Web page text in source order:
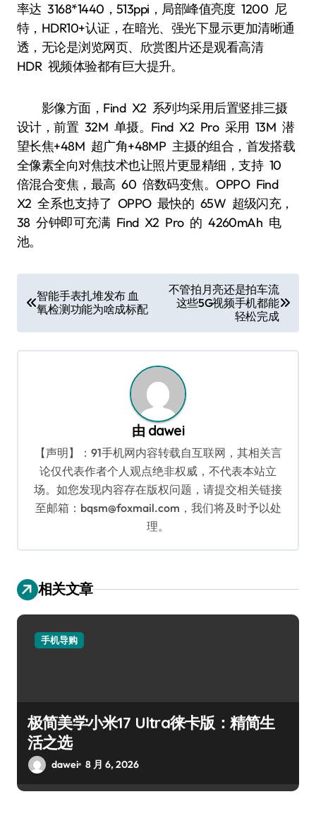
率达 3168*1440，513ppi，局部峰值亮度 1200 尼
特，HDR10+认证，在暗光、强光下显示更加清晰通
透，无论是浏览网页、欣赏图片还是观看高清
HDR 视频体验都有巨大提升。
影像方面，Find X2 系列均采用后置竖排三摄
设计，前置 32M 单摄。Find X2 Pro 采用 13M 潜
望长焦+48M 超广角+48MP 主摄的组合，首发搭载
全像素全向对焦技术也让照片更显精细，支持 10
倍混合变焦，最高 60 倍数码变焦。OPPO Find
X2 全系也支持了 OPPO 最快的 65W 超级闪充，
38 分钟即可充满 Find X2 Pro 的 4260mAh 电
池。
章
导
航
智能手表扎堆发布 血
氧检测功能为啥成标配
不管拍月亮还是拍车流
这些5G视频手机都能
轻松完成
由 dawei
【声明】：91手机网内容转载自互联网，其相关言
论仅代表作者个人观点绝非权威，不代表本站立
场。如您发现内容存在版权问题，请提交相关链接
至邮箱：bqsm@foxmail.com，我们将及时予以处
理。
相关文章
手机导购
极简美学小米17 Ultra徕卡版：精简生
活之选
dawei 8 月 6, 2026